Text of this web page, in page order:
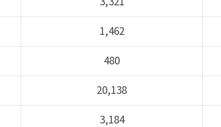
1,462
480
20,138
3,184